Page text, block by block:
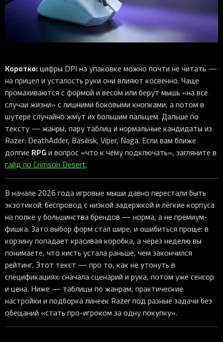
Рюкзаки
Аксессуары
Pro Click
Аксессуары для мышей
Игровые мыши
Tartarus
Аксессуары для клавиатур
Все клавиатуры
Hammerhead
Аксессуары для аудио
Все аудио для ПК
Wireless Control Pod
Kraken Kitty
Ripsaw
Все устройства
Goliathus
Firefly
Sphex
Gigantus
Pro Glide
Pro Click V2
Pro Click V2 Vertical
Pro Glide XXL
Аксессуары
Коллаборации
Софт
Synapse 3
Chroma™ RGB
THX Spatial
7.1 Sound
Synapse 2 Legacy
Virtual Ring Light
Streamer Companion App
Cortex
iOS-приложения
Киберспорт
Игровые ивенты
Коротко:цифры DPI на упаковке можно почти не читать —
на прицел и усталость руки они влияют косвенно. Чаще
промахиваются с формой и весом или берут мышь «на все
случаи жизни» с лишними боковыми кнопками, а потом в
шутере случайно жмут их большим пальцем. Дальше по
тексту — жанры, пару таблиц и нормальные кандидаты из
Razer: DeathAdder, Basilisk, Viper, Naga. Если вам ближе
долгие RPGи вопрос «что к чему подключать», загляните в
гайд по Crimson Desert.
В начале 2026 года игровые мыши давно перестали быть
экзотикой: беспровод с низкой задержкой и лёгкие корпуса
на полке у большинства брендов — норма, а не премиум-
фишка. Зато выбор форм стал шире, и ошибиться проще: в
корзину попадает красивая коробка, а через неделю вы
понимаете, что кисть устала раньше, чем закончился
рейтинг. Этот текст — про то, как не утонуть в
спецификациях: сначала сценарий и рука, потом уже сенсор
и цена. Ниже — таблицы по жанрам, практические
настройки и подборка линеек Razer под разные задачи без
обещаний «стать про-игроком за одну покупку».